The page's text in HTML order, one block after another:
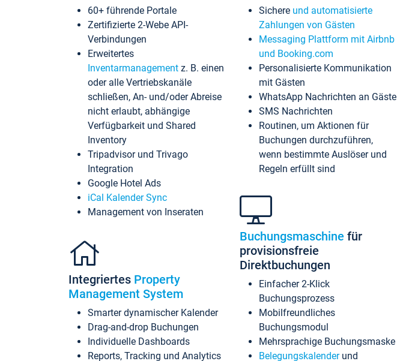
60+ führende Portale
Zertifizierte 2-Webe API-
Verbindungen
Erweitertes
Inventarmanagement z. B. einen
oder alle Vertriebskanäle
schließen, An- und/oder Abreise
nicht erlaubt, abhängige
Verfügbarkeit und Shared
Inventory
Tripadvisor und Trivago
Integration
Google Hotel Ads
iCal Kalender Sync
Management von Inseraten
Integriertes Property
Management System
Smarter dynamischer Kalender
Drag-and-drop Buchungen
Individuelle Dashboards
Reports, Tracking und Analytics
Sichere und automatisierte
Zahlungen von Gästen
Messaging Plattform mit Airbnb
und Booking.com
Personalisierte Kommunikation
mit Gästen
WhatsApp Nachrichten an Gäste
SMS Nachrichten
Routinen, um Aktionen für
Buchungen durchzuführen,
wenn bestimmte Auslöser und
Regeln erfüllt sind
Buchungsmaschine für
provisionsfreie
Direktbuchungen
Einfacher 2-Klick
Buchungsprozess
Mobilfreundliches
Buchungsmodul
Mehrsprachige Buchungsmaske
Belegungskalenderund